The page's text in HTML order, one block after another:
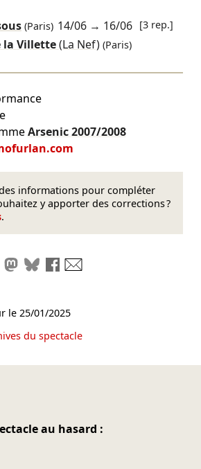
(Paris) 14/06 → 16/06 [3 rep.]
la Villette(La Nef) (Paris)
Arsenic2007/2008
informations pour compléter
y apporter des corrections ?
.
le lien
Partager sur LinkedIn
Partager sur Mastodon
Partager sur Bluesky
Partager sur Facebook
le 25/01/2025
du spectacle
au hasard :